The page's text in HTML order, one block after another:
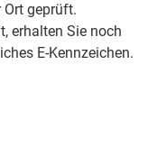
Ort geprüft.
erhalten Sie noch
E-Kennzeichen.